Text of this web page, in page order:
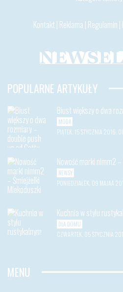
Kontakt | Reklama | Regulamin |
POPULARNE ARTYKUŁY
Biust większy o dwa
MODA
PIĄTEK, 15 STYCZNIA 2016,
Nowość marki nimm2
NEWSY
PONIEDZIAŁEK, 09 MAJAA
Kuchnia w stylu
DLA DOMU
CZWARTEK, 05 STYCZNIA
MENU